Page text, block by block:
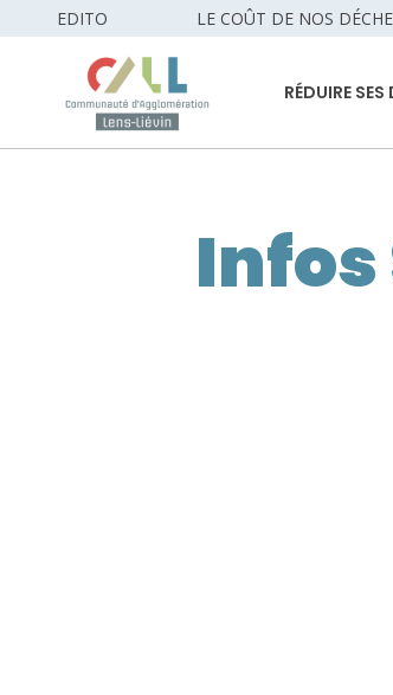
EDITO LE COÛT DE NOS
RÉDUIRE SES
Infos